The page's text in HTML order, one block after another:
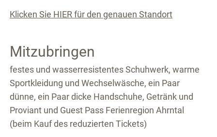
Klicken Sie HIER für den genauen Standort
Mitzubringen
festes und wasserresistentes Schuhwerk, warme
Sportkleidung und Wechselwäsche, ein Paar
dünne, ein Paar dicke Handschuhe, Getränk und
Proviant und Guest Pass Ferienregion Ahrntal
(beim Kauf des reduzierten Tickets)